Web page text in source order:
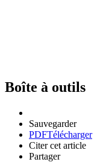
Boîte à outils
Sauvegarder
PDFTélécharger
Citer cet article
Partager